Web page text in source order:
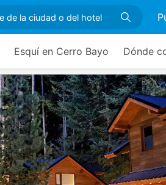
Esquí en Cerro Bayo Dónde